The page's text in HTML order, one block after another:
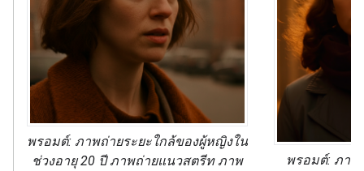
พรอมต์: ภาพถ่ายระยะใกล้ของผู้หญิงใน
ช่วงอายุ 20 ปี ภาพถ่ายแนวสตรีท ภาพ
พรอมต์: ภาพ